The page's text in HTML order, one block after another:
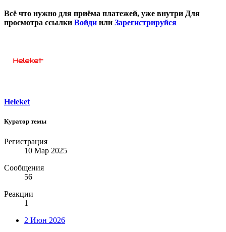
Всё что нужно для приёма платежей, уже внутри Для
просмотра ссылки Войди или Зарегистрируйся
Heleket
Куратор темы
Регистрация
10 Мар 2025
Сообщения
56
Реакции
1
2 Июн 2026